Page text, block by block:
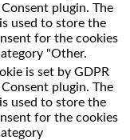
plugin. The
used to store the
for the cookies
"Other.
is set by GDPR
plugin. The
used to store the
for the cookies